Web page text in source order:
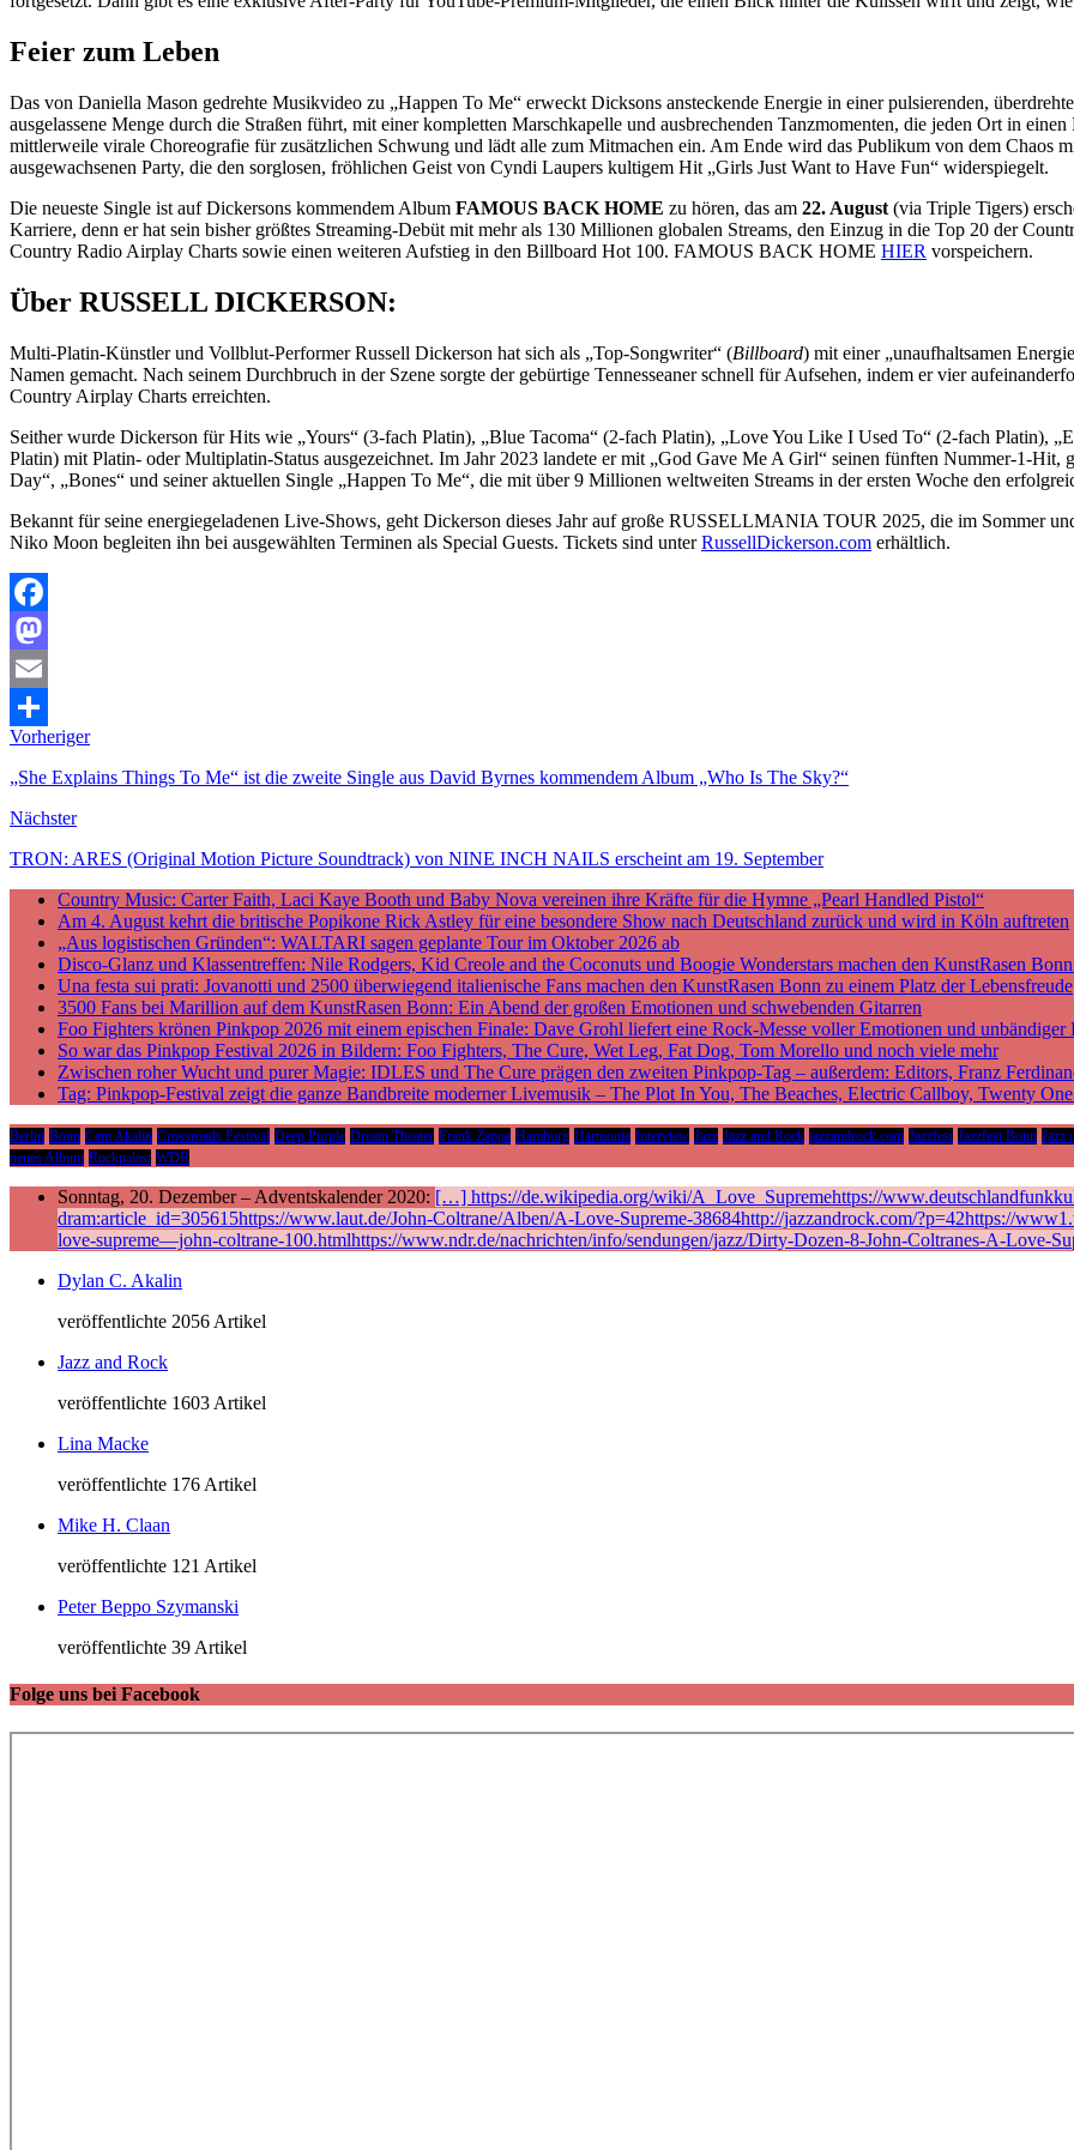
Feier zum Leben
Das von Daniella Mason gedrehte Musikvideo zu „Happen To Me“ erweckt Dicksons ansteckende Energie in einer pulsierenden,
ausgelassene Menge durch die Straßen führt, mit einer kompletten Marschkapelle und ausbrechenden Tanzmomenten, die jeden Ort in
mittlerweile virale Choreografie für zusätzlichen Schwung und lädt alle zum Mitmachen ein. Am Ende wird das Publikum von dem Chaos
ausgewachsenen Party, die den sorglosen, fröhlichen Geist von Cyndi Laupers kultigem Hit „Girls Just Want to Have Fun“ widerspiegelt.
Die neueste Single ist auf Dickersons kommendem Album FAMOUS BACK HOME zu hören, das am 22. August (via Triple Tigers)
Karriere, denn er hat sein bisher größtes Streaming-Debüt mit mehr als 130 Millionen globalen Streams, den Einzug in die Top 20 der
Country Radio Airplay Charts sowie einen weiteren Aufstieg in den Billboard Hot 100. FAMOUS BACK HOME HIER vorspeichern.
Über RUSSELL DICKERSON:
Multi-Platin-Künstler und Vollblut-Performer Russell Dickerson hat sich als „Top-Songwriter“ (Billboard) mit einer „unaufhaltsamen
Namen gemacht. Nach seinem Durchbruch in der Szene sorgte der gebürtige Tennesseaner schnell für Aufsehen, indem er vier
Country Airplay Charts erreichten.
Seither wurde Dickerson für Hits wie „Yours“ (3-fach Platin), „Blue Tacoma“ (2-fach Platin), „Love You Like I Used To“ (2-fach Platin),
Platin) mit Platin- oder Multiplatin-Status ausgezeichnet. Im Jahr 2023 landete er mit „God Gave Me A Girl“ seinen fünften Nummer-1-
Day“, „Bones“ und seiner aktuellen Single „Happen To Me“, die mit über 9 Millionen weltweiten Streams in der ersten Woche den
Bekannt für seine energiegeladenen Live-Shows, geht Dickerson dieses Jahr auf große RUSSELLMANIA TOUR 2025, die im Sommer
Niko Moon begleiten ihn bei ausgewählten Terminen als Special Guests. Tickets sind unterRussellDickerson.com erhältlich.
Facebook
Mastodon
Email
Teilen
Vorheriger
„She Explains Things To Me“ ist die zweite Single aus David Byrnes kommendem Album „Who Is The Sky?“
Nächster
TRON: ARES (Original Motion Picture Soundtrack) von NINE INCH NAILS erscheint am 19. September
Country Music: Carter Faith, Laci Kaye Booth und Baby Nova vereinen ihre Kräfte für die Hymne „Pearl Handled Pistol“
Am 4. August kehrt die britische Popikone Rick Astley für eine besondere Show nach Deutschland zurück und wird in Köln auftreten
„Aus logistischen Gründen“: WALTARI sagen geplante Tour im Oktober 2026 ab
Disco-Glanz und Klassentreffen: Nile Rodgers, Kid Creole and the Coconuts und Boogie Wonderstars machen den KunstRasen
Una festa sui prati: Jovanotti und 2500 überwiegend italienische Fans machen den KunstRasen Bonn zu einem Platz der Lebensfreude
3500 Fans bei Marillion auf dem KunstRasen Bonn: Ein Abend der großen Emotionen und schwebenden Gitarren
Foo Fighters krönen Pinkpop 2026 mit einem epischen Finale: Dave Grohl liefert eine Rock-Messe voller Emotionen und unbändiger
So war das Pinkpop Festival 2026 in Bildern: Foo Fighters, The Cure, Wet Leg, Fat Dog, Tom Morello und noch viele mehr
Zwischen roher Wucht und purer Magie: IDLES und The Cure prägen den zweiten Pinkpop-Tag – außerdem: Editors, Franz
Tag: Pinkpop-Festival zeigt die ganze Bandbreite moderner Livemusik – The Plot In You, The Beaches, Electric Callboy, Twenty
Berlin Bonn Cem Akalin Crossroads Festival Deep Purple Dream Theater Frank Zappa Hamburg Harmonie Interview Jazz Jazz and Rock jazzandrock.com Jazzfest Jazzfest Bonn Jazz
neues Album Rockpalast WDR
Sonntag, 20. Dezember – Adventskalender 2020: […] https://de.wikipedia.org/wiki/A_Love_Supremehttps://
dram:article_id=305615https://www.laut.de/John-Coltrane/Alben/A-Love-Supreme-38684http://jazzandrock.com/?p=42https://
love-supreme—john-coltrane-100.htmlhttps://www.ndr.de/nachrichten/info/sendungen/jazz/Dirty-Dozen-8-John-Coltranes-A-Love-
Dylan C. Akalin
veröffentlichte 2056 Artikel
Jazz and Rock
veröffentlichte 1603 Artikel
Lina Macke
veröffentlichte 176 Artikel
Mike H. Claan
veröffentlichte 121 Artikel
Peter Beppo Szymanski
veröffentlichte 39 Artikel
Folge uns bei Facebook